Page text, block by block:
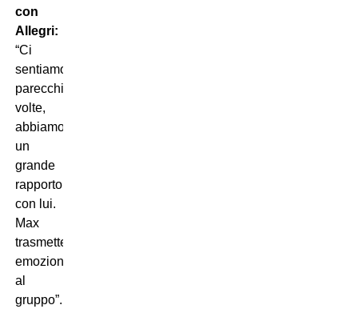
con
Allegri:
“Ci
sentiamo
parecchie
volte,
abbiamo
un
grande
rapporto
con lui.
Max
trasmette
emozioni
al
gruppo”.